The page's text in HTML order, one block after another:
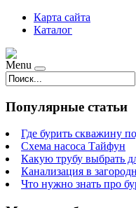
Карта сайта
Каталог
Menu
Популярные статьи
Где бурить скважину
Схема насоса Тайфун
Какую трубу выбрать
Канализация в
Что нужно знать про